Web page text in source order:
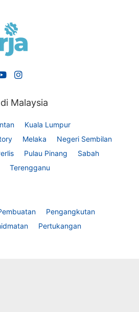
Malaysia
Kuala Lumpur
Melaka
Negeri Sembilan
Pulau Pinang
Sabah
Terengganu
Pengangkutan
Pertukangan